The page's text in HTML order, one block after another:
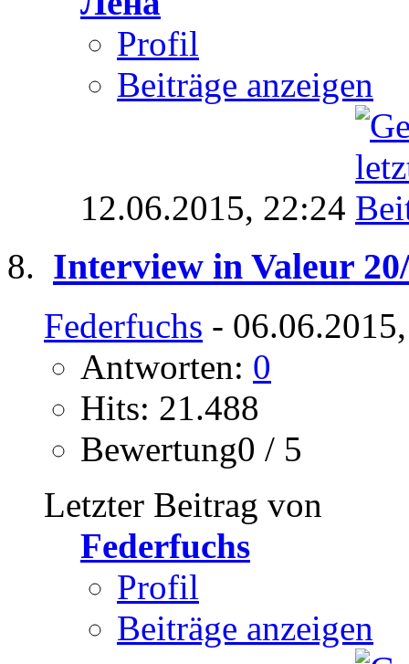
Profil
Beiträge anzeigen
12.06.2015, 22:24
Interview in Valeur
Federfuchs -
Antworten: 0
Hits: 21.488
Bewertung0 / 5
Letzter Beitrag von
Federfuchs
Profil
Beiträge anzeigen